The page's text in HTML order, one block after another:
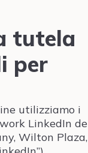
tutela
per
utilizziamo i
LinkedIn
Wilton Plaza,